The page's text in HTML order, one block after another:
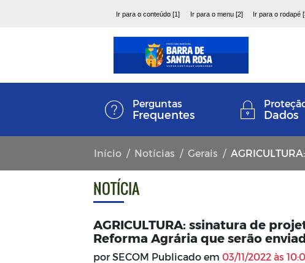
Ir para o conteúdo [1] Ir para o menu [2] Ir para o rodapé
Perguntas
Frequentes Dados
Início Notícias Gerais AGRICULTURA: ssinatura de
NOTÍCIA
AGRICULTURA: ssinatura de
Reforma Agrária que serão
por SECOM Publicado em 03/11/2022 às